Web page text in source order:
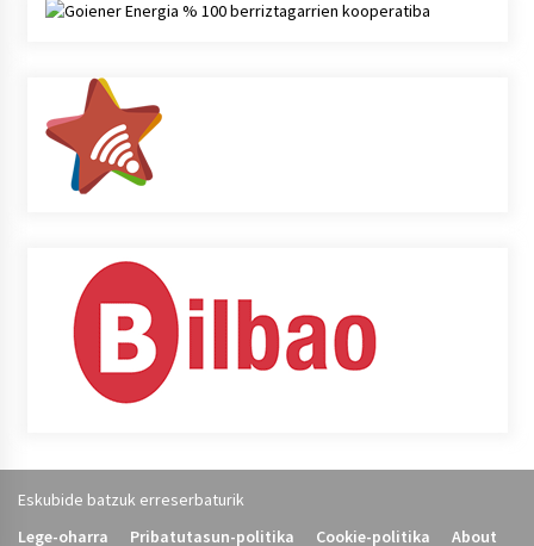
Eskubide batzuk erreserbaturik
Lege-oharra
Pribatutasun-politika Cookie-politika About